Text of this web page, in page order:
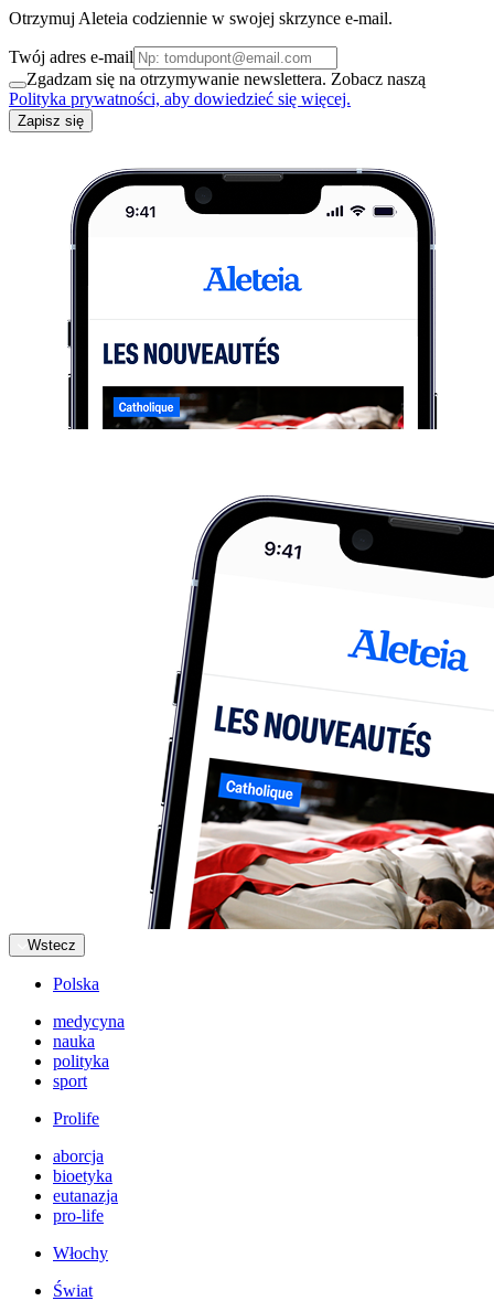
Otrzymuj Aleteia codziennie w swojej skrzynce e-mail.
Twój adres e-mail
Zgadzam się na otrzymywanie newslettera. Zobacz naszą
Polityka prywatności, aby dowiedzieć się więcej.
Zapisz się
Wstecz
Polska
medycyna
nauka
polityka
sport
Prolife
aborcja
bioetyka
eutanazja
pro-life
Włochy
Świat